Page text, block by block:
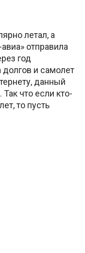
летал, а
отправила
год
долгов и самолет
данный
что если кто-
то пусть